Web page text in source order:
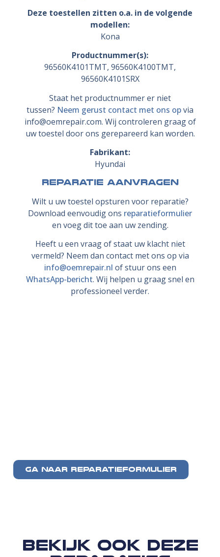
Deze toestellen zitten o.a. in de volgende
modellen:
Kona
Productnummer(s):
96560K4101TMT, 96560K4100TMT,
96560K4101SRX
Staat het productnummer er niet
tussen? Neem gerust contact met ons opvia
info@oemrepair.com. Wij controleren graag of
uw toestel door ons gerepareerd kan worden.
Fabrikant:
Hyundai
Reparatie aanvragen
Wilt u uw toestel opsturen voor reparatie?
Download eenvoudig ons reparatieformulier
en voeg dit toe aan uw zending.
Heeft u een vraag of staat uw klacht niet
vermeld? Neem dan contact met ons op via
info@oemrepair.nl of stuur ons een
WhatsApp-bericht. Wij helpen u graag snel en
professioneel verder.
GA NAAR REPARATIEFORMULIER
Bekijk ook deze